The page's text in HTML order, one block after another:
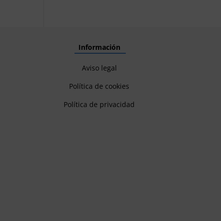
Información
Aviso legal
Política de cookies
Política de privacidad